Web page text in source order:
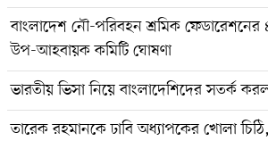
বাংলাদেশ নৌ-পরিবহন শ্রমিক ফেডারেশনের
উপ-আহবায়ক কমিটি ঘোষণা
ভারতীয় ভিসা নিয়ে বাংলাদেশিদের সতর্ক
তারেক রহমানকে ঢাবি অধ্যাপকের খোলা